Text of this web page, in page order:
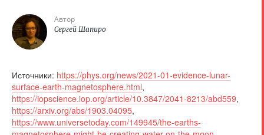
Автор
Сергей Шапиро
Источники: https://phys.org/news/2021-01-evidence-lunar-
surface-earth-magnetosphere.html,
https://iopscience.iop.org/article/10.3847/2041-8213/abd559,
https://arxiv.org/abs/1903.04095,
https://www.universetoday.com/149945/the-earths-